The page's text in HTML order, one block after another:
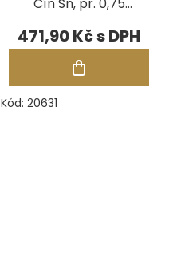
mm, 100 g
471,90 Kč
Kód: 20631